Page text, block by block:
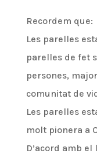
Recordem que:
Les parelles
parelles de fet
persones,
comunitat de
Les parelles
molt pionera a
D’acord amb